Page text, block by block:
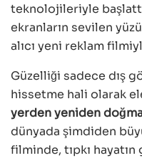
teknolojileriyle
ekranların sevilen yüzü
alıcı yeni reklam
Güzelliği sadece dış
hissetme hali olarak
yerden yeniden
dünyada şimdiden
filminde, tıpkı